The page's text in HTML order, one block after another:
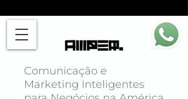
Comunicação e
Marketing Inteligentes